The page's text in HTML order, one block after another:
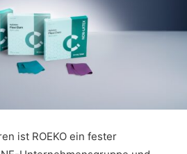
ist ROEKO ein fester